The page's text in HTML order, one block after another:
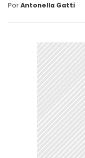
PorAntonella Gatti